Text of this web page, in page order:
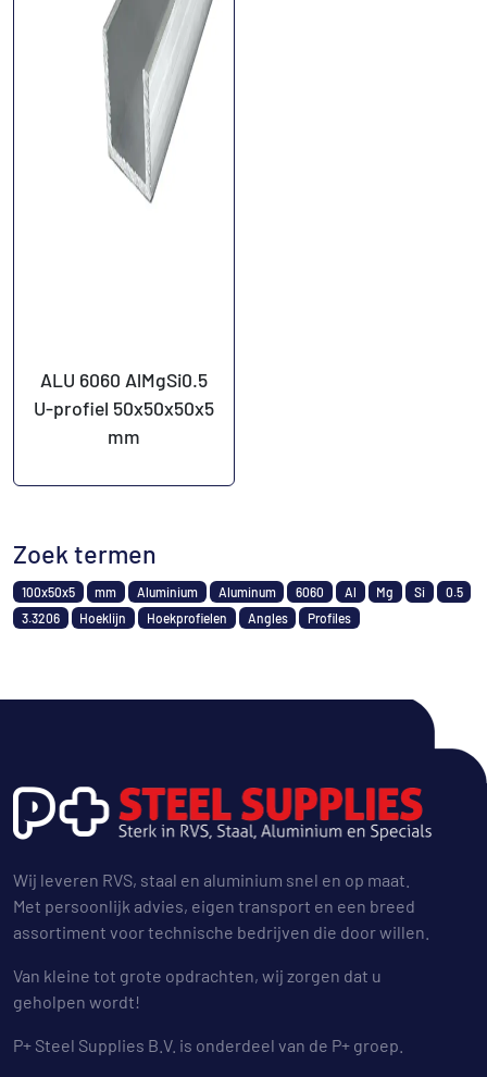
ALU 6060 AlMgSi0.5
U-profiel 50x50x50x5
mm
Zoek termen
100x50x5 mm Aluminium Aluminum 6060 Al Mg Si
0.5
3.3206
Hoeklijn Hoekprofielen Angles Profiles
Wij leveren RVS, staal en aluminium snel en op maat.
Met persoonlijk advies, eigen transport en een breed
assortiment voor technische bedrijven die door willen.
Van kleine tot grote opdrachten, wij zorgen dat u
geholpen wordt!
P+ Steel Supplies B.V. is onderdeel van de P+ groep.